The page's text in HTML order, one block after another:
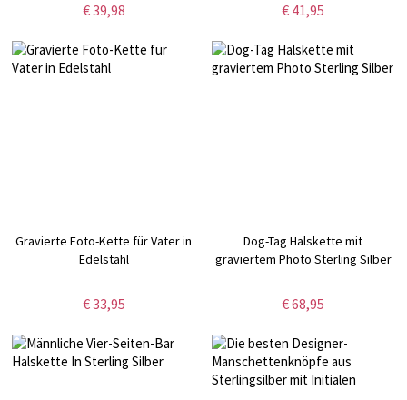
€ 39,98 € 41,95
Gravierte Foto-Kette für Vater in
Edelstahl
€ 33,95
Dog-Tag Halskette mit
graviertem Photo Sterling Silber
€ 68,95